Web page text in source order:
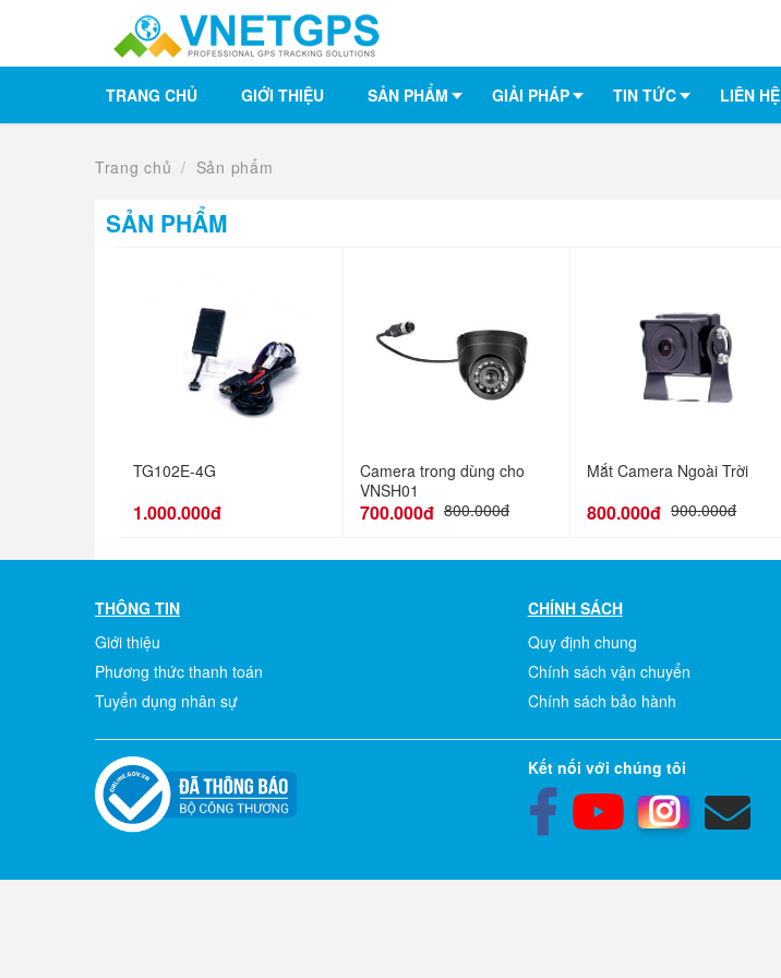
TRANG CHỦ GIỚI THIỆU SẢN PHẨM GIẢI PHÁP TIN TỨC LIÊN HỆ
Trang chủ / Sản phẩm
SẢN PHẨM
TG102E-4G
1.000.000đ
Camera trong dùng cho
VNSH01
700.000đ 800.000đ
Mắt Camera Ngoài Trời
800.000đ 900.000đ
THÔNG TIN
Giới thiệu
Phương thức thanh toán
Tuyển dụng nhân sự
CHÍNH SÁCH
Quy định chung
Chính sách vận chuyển
Chính sách bảo hành
Kết nối với chúng tôi